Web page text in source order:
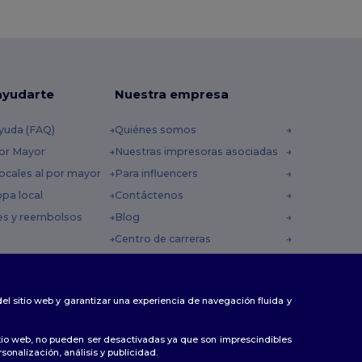
(FAQ)
Mayor
al por mayor
local
y reembolsos
Nuestra empresa
Quiénes somos
Nuestras impresoras asociadas
Para influencers
Contáctenos
Blog
Centro de carreras
sitio web y garantizar una experiencia de navegación fluida y
web, no pueden ser desactivadas ya que son imprescindibles
análisis y publicidad.